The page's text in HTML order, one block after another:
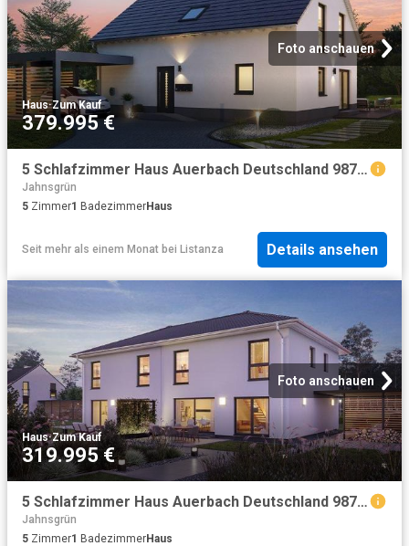
Foto anschauen
Haus·Zum Kauf
379.995 €
5 Schlafzimmer Haus Auerbach Deutschland 98793707
Jahnsgrün
5 Zimmer1 BadezimmerHaus
Seit mehr als einem Monat bei Listanza Details ansehen
Foto anschauen
Haus·Zum Kauf
319.995 €
5 Schlafzimmer Haus Auerbach Deutschland 98793704
Jahnsgrün
5 Zimmer1 BadezimmerHaus